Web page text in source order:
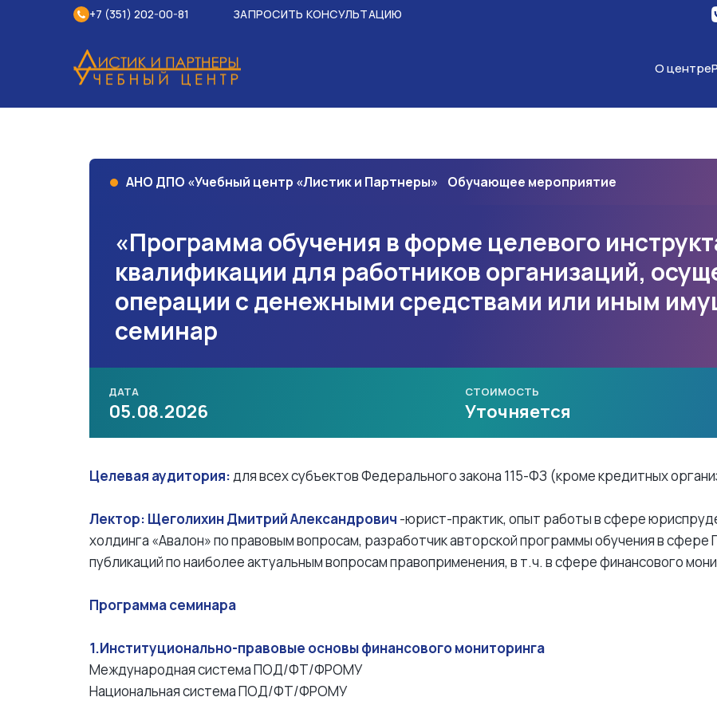
+7 (351) 202-00-81 ЗАПРОСИТЬ КОНСУЛЬТАЦИЮ
О центре
АНО ДПО «Учебный центр «Листик и Партнеры» Обучающее мероприятие
«Программа обучения в форме целевого
квалификации для работников организаций,
операции с денежными средствами или иным
семинар
ДАТА
05.08.2026
СТОИМОСТЬ
Уточняется
Целевая аудитория:для всех субъектов Федерального закона 115-ФЗ (кроме кредитных
Лектор: Щеголихин Дмитрий Александрович -юрист-практик, опыт работы в сфере
холдинга «Авалон» по правовым вопросам, разработчик авторской программы обучения в
публикаций по наиболее актуальным вопросам правоприменения, в т.ч. в сфере финансового
Программа семинара
1.Институционально-правовые основы финансового мониторинга
Международная система ПОД/ФТ/ФРОМУ
Национальная система ПОД/ФТ/ФРОМУ